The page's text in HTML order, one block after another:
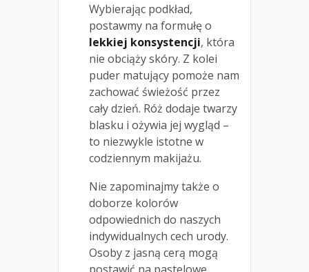
Wybierając podkład,
postawmy na formułę o
lekkiej konsystencji, która
nie obciąży skóry. Z kolei
puder matujący pomoże nam
zachować świeżość przez
cały dzień. Róż dodaje twarzy
blasku i ożywia jej wygląd –
to niezwykle istotne w
codziennym makijażu.
Nie zapominajmy także o
doborze kolorów
odpowiednich do naszych
indywidualnych cech urody.
Osoby z jasną cerą mogą